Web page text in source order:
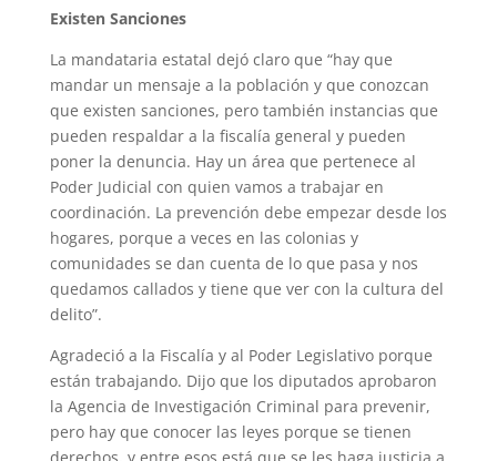
Existen Sanciones
La mandataria estatal dejó claro que “hay que
mandar un mensaje a la población y que conozcan
que existen sanciones, pero también instancias que
pueden respaldar a la fiscalía general y pueden
poner la denuncia. Hay un área que pertenece al
Poder Judicial con quien vamos a trabajar en
coordinación. La prevención debe empezar desde los
hogares, porque a veces en las colonias y
comunidades se dan cuenta de lo que pasa y nos
quedamos callados y tiene que ver con la cultura del
delito”.
Agradeció a la Fiscalía y al Poder Legislativo porque
están trabajando. Dijo que los diputados aprobaron
la Agencia de Investigación Criminal para prevenir,
pero hay que conocer las leyes porque se tienen